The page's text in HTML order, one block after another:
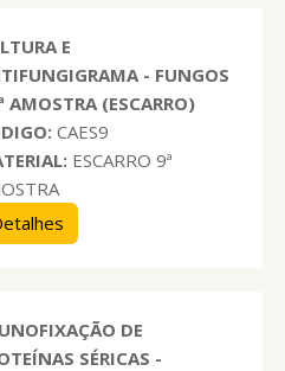
E
- FUNGOS
AMOSTRA (ESCARRO)
CAES9
ESCARRO 9ª
DE
SÉRICAS -